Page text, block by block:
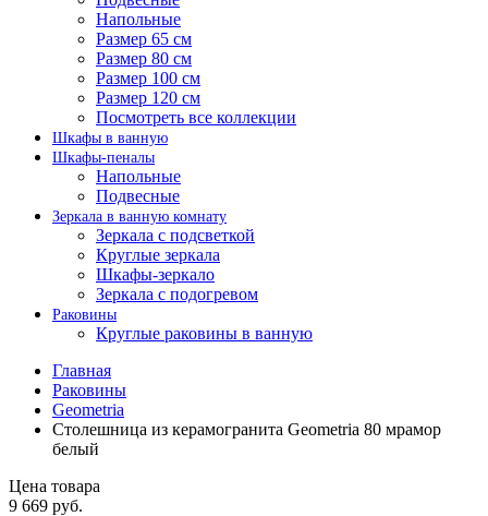
Напольные
Размер 65 см
Размер 80 см
Размер 100 см
Размер 120 см
Посмотреть все коллекции
Шкафы в ванную
Шкафы-пеналы
Напольные
Подвесные
Зеркала в ванную комнату
Зеркала с подсветкой
Круглые зеркала
Шкафы-зеркало
Зеркала с подогревом
Раковины
Круглые раковины в ванную
Главная
Раковины
Geometria
Столешница из керамогранита Geometria 80 мрамор
белый
Цена товара
9 669 руб.